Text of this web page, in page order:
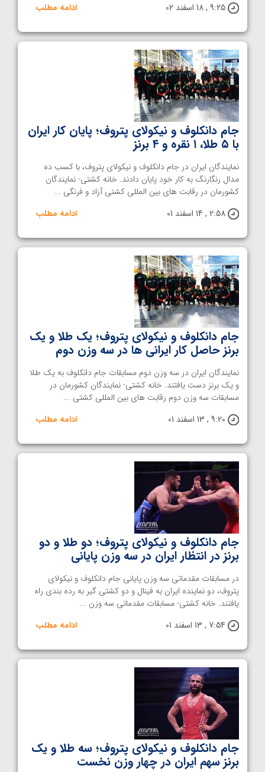
9:25 , 18 اسفند 02
ادامه مطلب
جام دانکلوف و نیکولای پتروف؛ پایان کار ایران
با ۵ طلا، ۱ نقره و ۴ برنز
نمایندگان ایران در جام دانکلوف و نیکولای پتروف، با کسب ده
مدال رنگارنگ به کار خود پایان دادند. خانه کشتی- نمایندگان
کشورمان در رقابت های بین المللی کشتی آزاد و فرنگی ...
2:58 , 14 اسفند 01
ادامه مطلب
جام دانکلوف و نیکولای پتروف؛ یک طلا و یک
برنز حاصل کار ایرانی ها در سه وزن دوم
نمایندگان ایران در سه وزن دوم مسابقات جام دانکلوف به یک طلا
و یک برنز دست یافتند. خانه کشتی- نمایندگان کشورمان در
مسابقات سه وزن دوم رقابت های بین المللی کشتی ...
9:20 , 13 اسفند 01
ادامه مطلب
جام دانکلوف و نیکولای پتروف؛ دو طلا و دو
برنز در انتظار ایران در سه وزن پایانی
در مسابقات مقدماتی سه وزن پایانی جام دانکلوف و نیکولای
پتروف، دو نماینده ایران به فینال و دو کشتی گیر به رده بندی راه
یافتند. خانه کشتی- مسابقات مقدماتی سه وزن ...
7:54 , 13 اسفند 01
ادامه مطلب
جام دانکلوف و نیکولای پتروف؛ سه طلا و یک
برنز سهم ایران در چهار وزن نخست